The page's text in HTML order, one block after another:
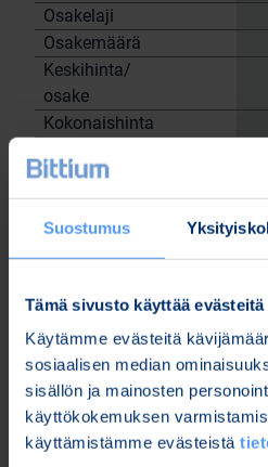
Suostumus
Tämä sivusto käyttää evästeitä
Käytämme evästeitä
sosiaalisen median
sisällön ja mainosten
käyttökokemuksen
käyttämistämme evästeistä
Osakelaji
Osakemäärä
Keskihinta/
osake
Kokonaishinta
8.8.2023
tehtyjen kauppojen jälkeen:
Bittium Oyj:n puolesta
Nordea Pankki Oyj
Janne Sarvikivi
Lisätietoja:
Kari Jokela
Lakiasiainjohtaja
Puh. 040 344 5258
www.bittium.com